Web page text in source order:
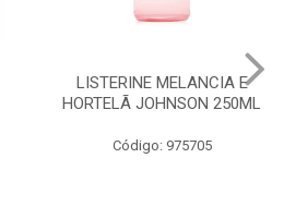
LISTERINE MELANCIA E
HORTELÃ JOHNSON 250ML
Código: 975705